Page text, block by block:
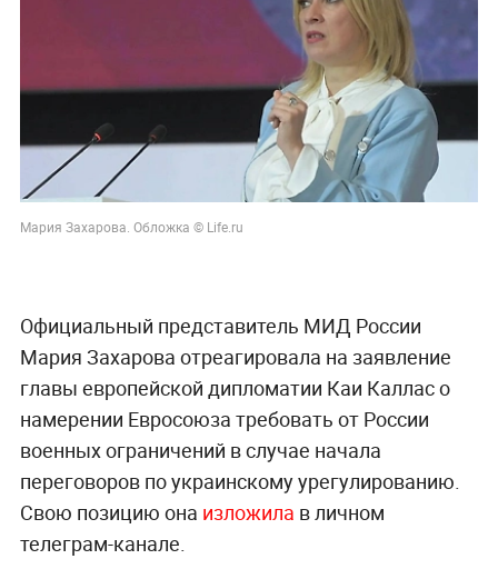
Мария Захарова. Обложка © Life.ru
Официальный представитель МИД России
Мария Захарова отреагировала на заявление
главы европейской дипломатии Каи Каллас о
намерении Евросоюза требовать от России
военных ограничений в случае начала
переговоров по украинскому урегулированию.
Свою позицию она изложила в личном
телеграм-канале.